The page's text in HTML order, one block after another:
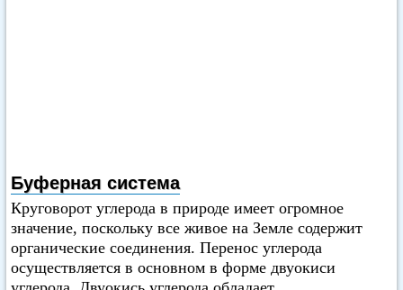
Буферная система
Круговорот углерода в природе имеет огромное
значение, поскольку все живое на Земле содержит
органические соединения. Перенос углерода
осуществляется в основном в форме двуокиси